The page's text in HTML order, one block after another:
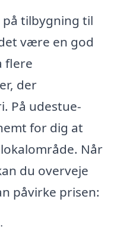
på tilbygning til
være en god
flere
der
På udestue-
for dig at
Når
du overveje
påvirke prisen: